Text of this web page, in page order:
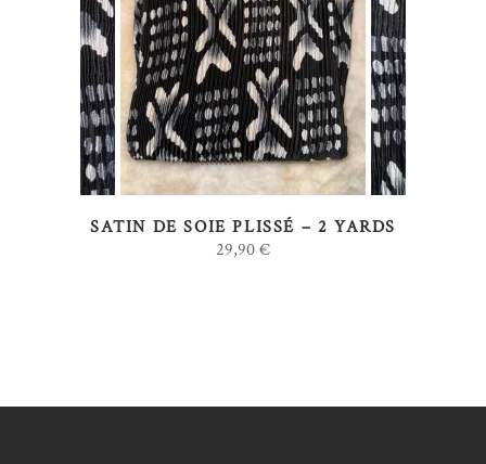
AJOUTER AU PANIER
SATIN DE SOIE PLISSÉ – 2 YARDS
29,90€